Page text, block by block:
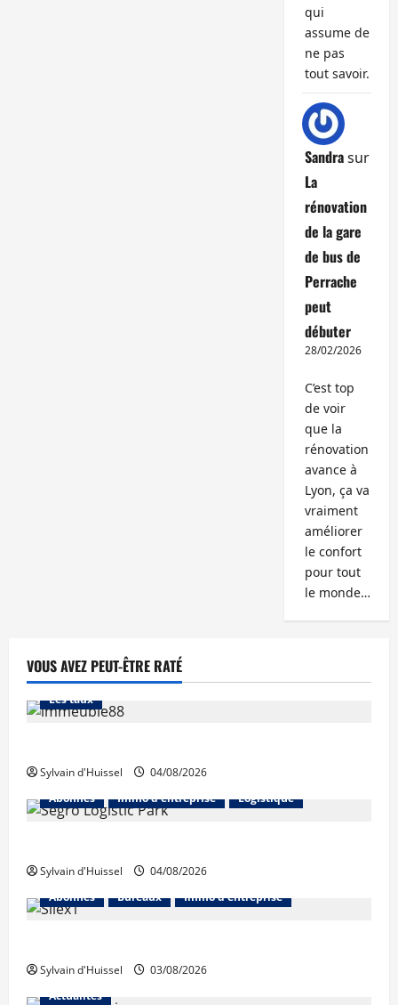
qui
assume de
ne pas
tout savoir.
Sandrasur
La
rénovation
de la gare
de bus de
Perrache
peut
débuter
28/02/2026
C’est top
de voir
que la
rénovation
avance à
Lyon, ça va
vraiment
améliorer
le confort
pour tout
le monde…
VOUS AVEZ PEUT-ÊTRE RATÉ
Abonnés Financement
Les taux
Sylvain d'Huissel
04/08/2026
Abonnés
Immo d'entreprise Logistique
Sylvain d'Huissel
04/08/2026
Abonnés
Bureaux Immo d'entreprise
Sylvain d'Huissel
03/08/2026
Actualités